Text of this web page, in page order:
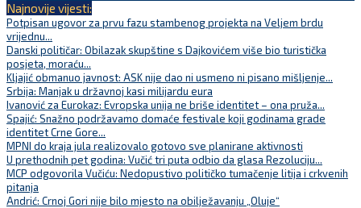
Najnovije vijesti:
Potpisan ugovor za prvu fazu stambenog projekta na Veljem brdu
vrijednu...
Danski političar: Obilazak skupštine s Dajkovićem više bio turistička
posjeta, moraću...
Kljajić obmanuo javnost: ASK nije dao ni usmeno ni pisano mišljenje...
Srbija: Manjak u državnoj kasi milijardu eura
Ivanović za Eurokaz: Evropska unija ne briše identitet – ona pruža...
Spajić: Snažno podržavamo domaće festivale koji godinama grade
identitet Crne Gore...
MPNI do kraja jula realizovalo gotovo sve planirane aktivnosti
U prethodnih pet godina: Vučić tri puta odbio da glasa Rezoluciju...
MCP odgovorila Vučiću: Nedopustivo političko tumačenje litija i crkvenih
pitanja
Andrić: Crnoj Gori nije bilo mjesto na obilježavanju „Oluje“